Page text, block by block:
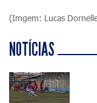
(Imgem: Lucas
NOTÍCIAS